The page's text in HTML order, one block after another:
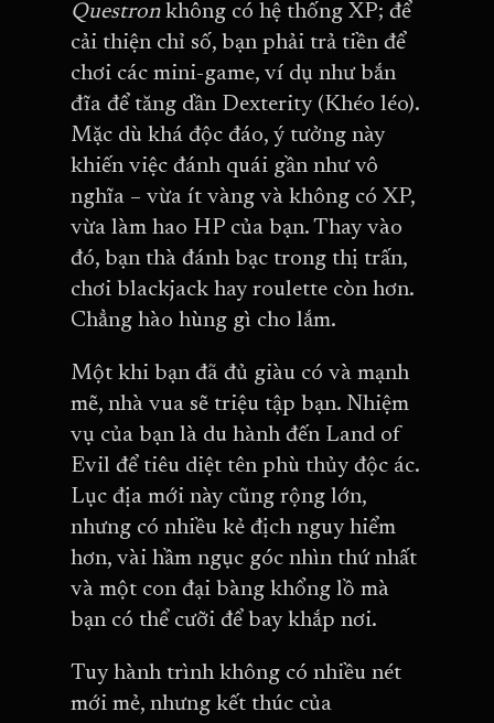
Questron không có hệ thống XP; để
cải thiện chỉ số, bạn phải trả tiền để
chơi các mini-game, ví dụ như bắn
đĩa để tăng dần Dexterity (Khéo léo).
Mặc dù khá độc đáo, ý tưởng này
khiến việc đánh quái gần như vô
nghĩa – vừa ít vàng và không có XP,
vừa làm hao HP của bạn. Thay vào
đó, bạn thà đánh bạc trong thị trấn,
chơi blackjack hay roulette còn hơn.
Chẳng hào hùng gì cho lắm.
Một khi bạn đã đủ giàu có và mạnh
mẽ, nhà vua sẽ triệu tập bạn. Nhiệm
vụ của bạn là du hành đến Land of
Evil để tiêu diệt tên phù thủy độc ác.
Lục địa mới này cũng rộng lớn,
nhưng có nhiều kẻ địch nguy hiểm
hơn, vài hầm ngục góc nhìn thứ nhất
và một con đại bàng khổng lồ mà
bạn có thể cưỡi để bay khắp nơi.
Tuy hành trình không có nhiều nét
mới mẻ, nhưng kết thúc của